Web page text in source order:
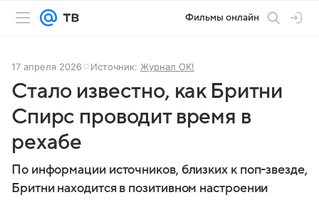
Фильмы онлайн
17 апреля 2026 Источник: Журнал OK!
Стало известно, как Бритни
Спирс проводит время в
рехабе
По информации источников, близких к поп-звезде,
Бритни находится в позитивном настроении